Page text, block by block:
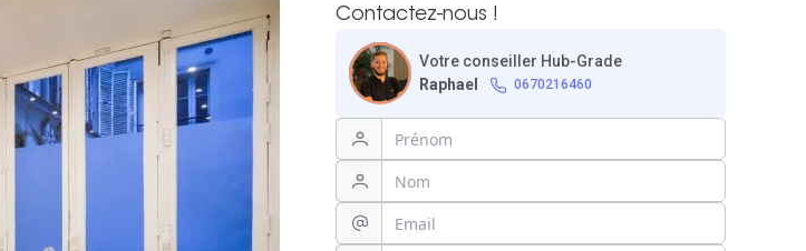
Contactez-nous !
Votre conseiller Hub-Grade
Raphael
0670216460